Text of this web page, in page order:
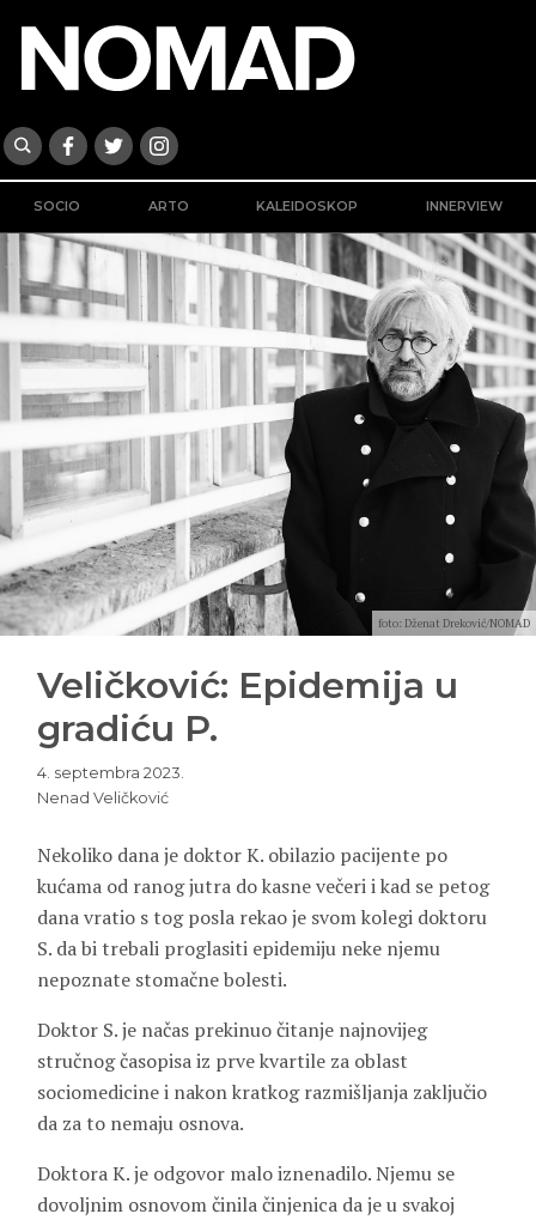
SOCIO ARTO KALEIDOSKOP INNERVIEW
foto: Dženat Dreković/NOMAD
Veličković: Epidemija u
gradiću P.
4. septembra 2023.
Nenad Veličković
Nekoliko dana je doktor K. obilazio pacijente po
kućama od ranog jutra do kasne večeri i kad se petog
dana vratio s tog posla rekao je svom kolegi doktoru
S. da bi trebali proglasiti epidemiju neke njemu
nepoznate stomačne bolesti.
Doktor S. je načas prekinuo čitanje najnovijeg
stručnog časopisa iz prve kvartile za oblast
sociomedicine i nakon kratkog razmišljanja zaključio
da za to nemaju osnova.
Doktora K. je odgovor malo iznenadilo. Njemu se
dovoljnim osnovom činila činjenica da je u svakoj